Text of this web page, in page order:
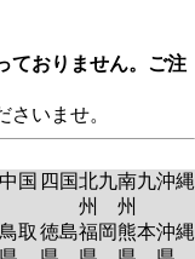
ておりません。ご注
さいませ。
中国 四国北九
州
南九
州
沖縄
鳥取 徳島福岡熊本沖縄